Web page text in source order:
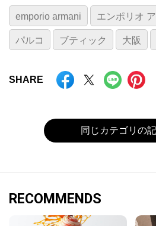
emporio armani エンポリオ
パルコ ブティック 大阪
SHARE
同じカテゴリの
RECOMMENDS